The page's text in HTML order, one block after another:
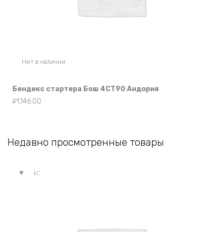
Нет в наличии
Бендекс стартера Бош 4СТ90 Андория
₽1,146.00
Недавно просмотренные товары